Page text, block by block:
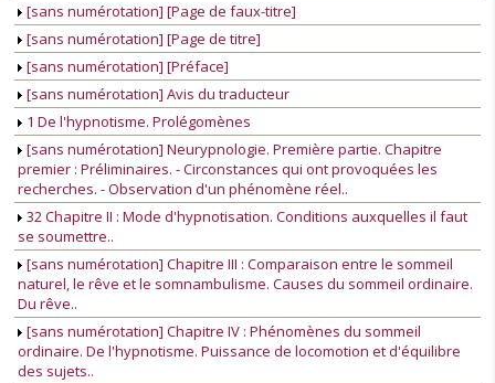
[sans numérotation] [Page de faux-titre]
[sans numérotation] [Page de titre]
[sans numérotation] [Préface]
[sans numérotation] Avis du traducteur
1 De l'hypnotisme. Prolégomènes
[sans numérotation] Neurypnologie. Première partie. Chapitre
premier : Préliminaires. - Circonstances qui ont provoquées les
recherches. - Observation d'un phénomène réel..
32 Chapitre II : Mode d'hypnotisation. Conditions auxquelles il faut
se soumettre..
[sans numérotation] Chapitre III : Comparaison entre le sommeil
naturel, le rêve et le somnambulisme. Causes du sommeil ordinaire.
Du rêve..
[sans numérotation] Chapitre IV : Phénomènes du sommeil
ordinaire. De l'hypnotisme. Puissance de locomotion et d'équilibre
des sujets..